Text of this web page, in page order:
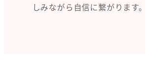
しみながら自信に繋がります。